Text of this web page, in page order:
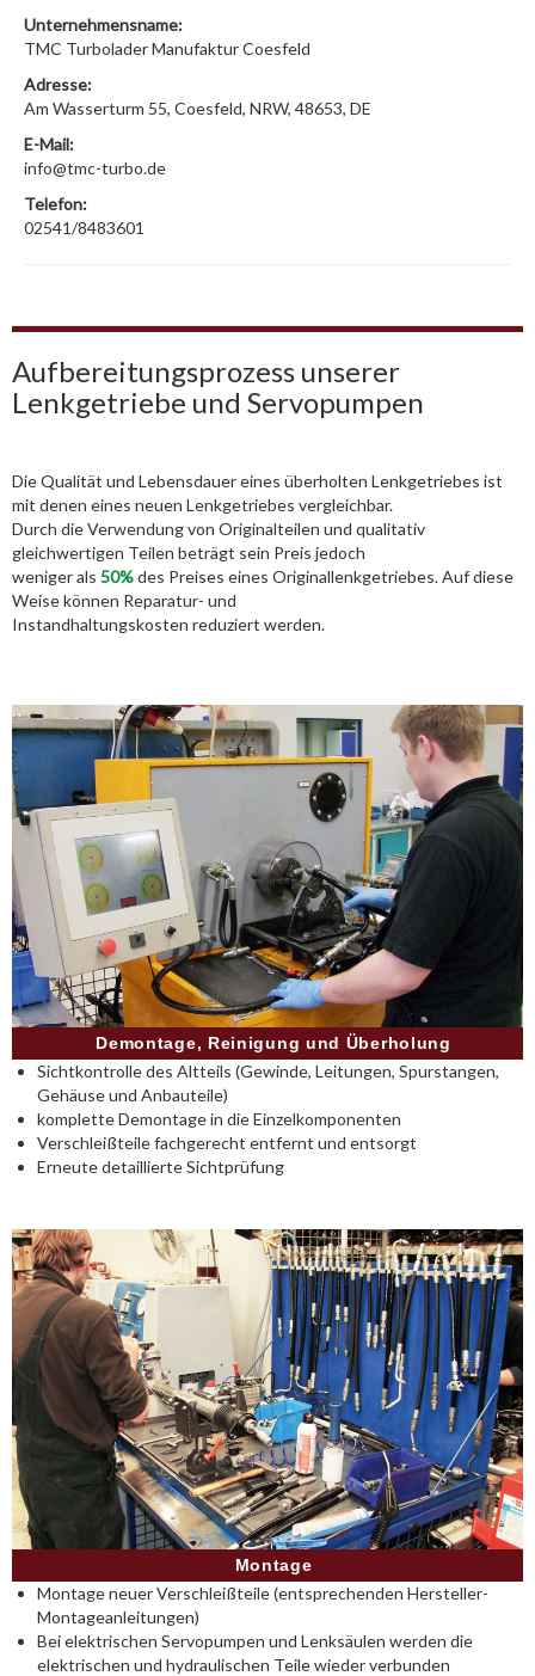
Unternehmensname:
TMC Turbolader Manufaktur Coesfeld
Adresse:
Am Wasserturm 55, Coesfeld, NRW, 48653, DE
E-Mail:
info@tmc-turbo.de
Telefon:
02541/8483601
Aufbereitungsprozess unserer
Lenkgetriebe und Servopumpen
Die Qualität und Lebensdauer eines überholten Lenkgetriebes ist
mit denen eines neuen Lenkgetriebes vergleichbar.
Durch die Verwendung von Originalteilen und qualitativ
gleichwertigen Teilen beträgt sein Preis jedoch
weniger als 50%des Preises eines Originallenkgetriebes. Auf diese
Weise können Reparatur- und
Instandhaltungskosten reduziert werden.
Demontage, Reinigung und Überholung
Sichtkontrolle des Altteils (Gewinde, Leitungen, Spurstangen,
Gehäuse und Anbauteile)
komplette Demontage in die Einzelkomponenten
Verschleißteile fachgerecht entfernt und entsorgt
Erneute detaillierte Sichtprüfung
Montage
Montage neuer Verschleißteile (entsprechenden Hersteller-
Montageanleitungen)
Bei elektrischen Servopumpen und Lenksäulen werden die
elektrischen und hydraulischen Teile wieder verbunden